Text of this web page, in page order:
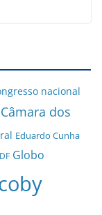
nacional
Câmara dos
Eduardo Cunha
Globo